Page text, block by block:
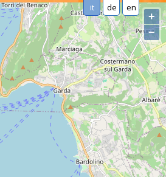
it de en
+
−